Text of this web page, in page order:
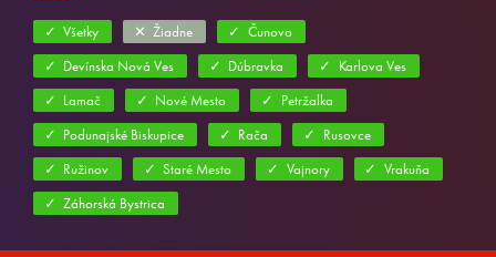
Všetky Žiadne
Čunovo
Devínska Nová Ves
Dúbravka
Karlova Ves
Lamač
Nové Mesto
Petržalka
Podunajské Biskupice
Rača
Rusovce
Ružinov
Staré Mesto Vajnory
Vrakuňa
Záhorská Bystrica